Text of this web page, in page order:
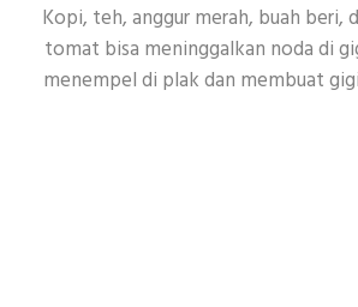
Kopi, teh, anggur merah, buah beri,
tomat bisa meninggalkan noda di
menempel di plak dan membuat